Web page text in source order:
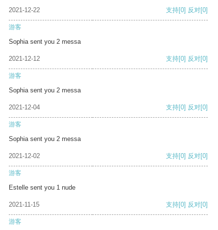
2021-12-22 支持[0] 反对[0]
游客
Sophia sent you 2 messa
2021-12-12 支持[0] 反对[0]
游客
Sophia sent you 2 messa
2021-12-04 支持[0] 反对[0]
游客
Sophia sent you 2 messa
2021-12-02 支持[0] 反对[0]
游客
Estelle sent you 1 nude
2021-11-15 支持[0] 反对[0]
游客